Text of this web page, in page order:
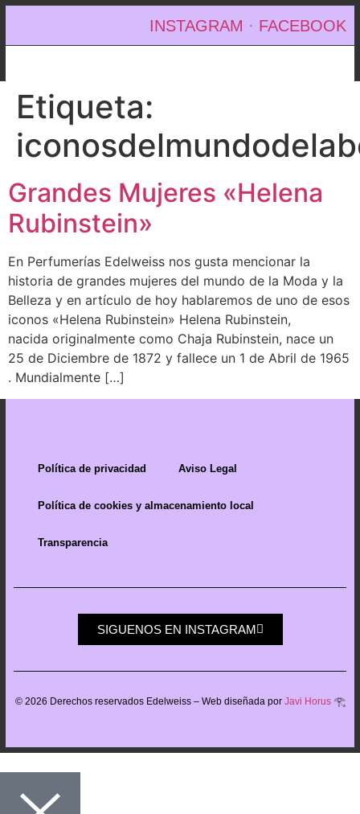
INSTAGRAM · FACEBOOK
Etiqueta:
Grandes Mujeres «Helena
Rubinstein»
En Perfumerías Edelweiss nos gusta mencionar la
historia de grandes mujeres del mundo de la Moda y la
Belleza y en artículo de hoy hablaremos de uno de esos
iconos «Helena Rubinstein» Helena Rubinstein,
nacida originalmente como Chaja Rubinstein, nace un
25 de Diciembre de 1872 y fallece un 1 de Abril de 1965
. Mundialmente […]
Política de privacidad Aviso Legal
Política de cookies y almacenamiento local
Transparencia
SIGUENOS EN INSTAGRAM
© 2026 Derechos reservados Edelweiss – Web diseñada por Javi Horus𓂀